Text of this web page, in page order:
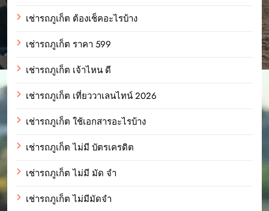
เช่ารถภูเก็ต ต้องเช็คอะไรบ้าง
เช่ารถภูเก็ต ราคา 599
เช่ารถภูเก็ต เจ้าไหน ดี
เช่ารถภูเก็ต เที่ยววาเลนไทน์ 2026
เช่ารถภูเก็ต ใช้เอกสารอะไรบ้าง
เช่ารถภูเก็ต ไม่มี บัตรเครดิต
เช่ารถภูเก็ต ไม่มี มัด จํา
เช่ารถภูเก็ต ไม่มีมัดจำ